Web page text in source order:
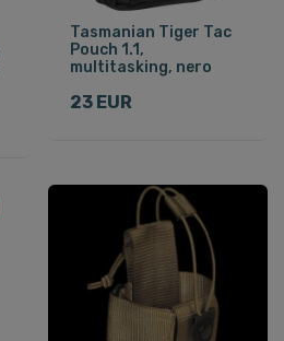
Tasmanian Tiger Tac
Pouch 1.1,
multitasking, nero
23 EUR